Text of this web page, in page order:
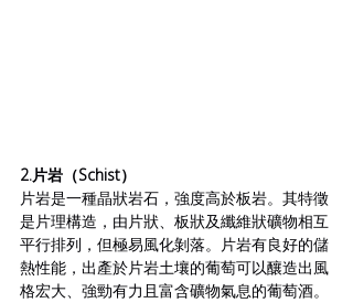
2.片岩（Schist）
片岩是一種晶狀岩石，強度高於板岩。其特徵
是片理構造，由片狀、板狀及纖維狀礦物相互
平行排列，但極易風化剝落。片岩有良好的儲
熱性能，出產於片岩土壤的葡萄可以釀造出風
格宏大、強勁有力且富含礦物氣息的葡萄酒。